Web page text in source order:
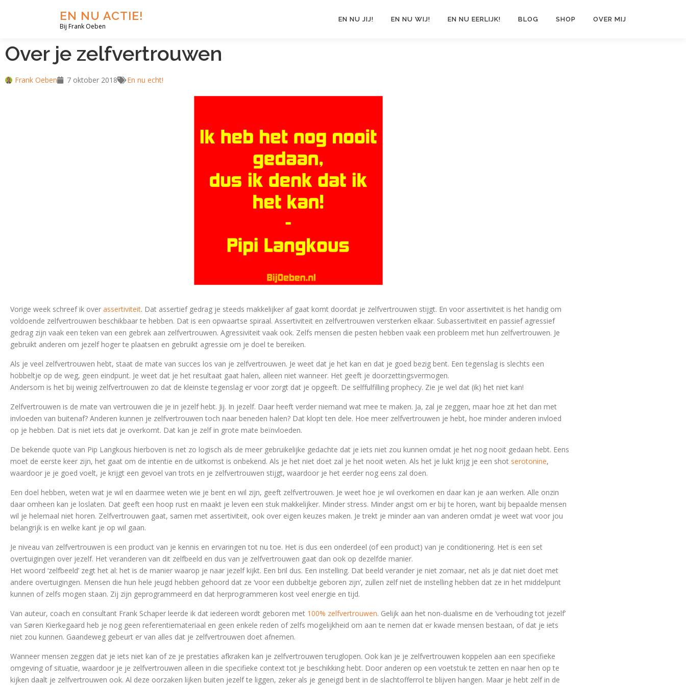
EN NU ACTIE!
Bij Frank Oeben
EN NU JIJ! EN NU WIJ! EN NU EERLIJK! BLOG SHOP OVER MIJ
Over je zelfvertrouwen
Frank Oeben 7 oktober 2018 En nu echt!
Vorige week schreef ik over assertiviteit. Dat assertief gedrag je steeds makkelijker af gaat komt doordat je zelfvertrouwen stijgt. En voor assertiviteit is het handig om
voldoende zelfvertrouwen beschikbaar te hebben. Dat is een opwaartse spiraal. Assertiviteit en zelfvertrouwen versterken elkaar. Subassertiviteit en passief agressief
gedrag zijn vaak een teken van een gebrek aan zelfvertrouwen. Agressiviteit vaak ook. Zelfs mensen die pesten hebben vaak een probleem met hun zelfvertrouwen. Je
gebruikt anderen om jezelf hoger te plaatsen en gebruikt agressie om je doel te bereiken.
Als je veel zelfvertrouwen hebt, staat de mate van succes los van je zelfvertrouwen. Je weet dat je het kan en dat je goed bezig bent. Een tegenslag is slechts een
hobbeltje op de weg, geen eindpunt. Je weet dat je het resultaat gaat halen, alleen niet wanneer. Het geeft je doorzettingsvermogen.
Andersom is het bij weinig zelfvertrouwen zo dat de kleinste tegenslag er voor zorgt dat je opgeeft. De selffulfilling prophecy. Zie je wel dat (ik) het niet kan!
Zelfvertrouwen is de mate van vertrouwen die je in jezelf hebt. Jij. In jezelf. Daar heeft verder niemand wat mee te maken. Ja, zal je zeggen, maar hoe zit het dan met
invloeden van buitenaf? Anderen kunnen je zelfvertrouwen toch naar beneden halen? Dat klopt ten dele. Hoe meer zelfvertrouwen je hebt, hoe minder anderen invloed
op je hebben. Dat is niet iets dat je overkomt. Dat kan je zelf in grote mate beïnvloeden.
De bekende quote van Pip Langkous hierboven is net zo logisch als de meer gebruikelijke gedachte dat je iets niet zou kunnen omdat je het nog nooit gedaan hebt. Eens
moet de eerste keer zijn, het gaat om de intentie en de uitkomst is onbekend. Als je het niet doet zal je het nooit weten. Als het je lukt krijg je een shot serotonine,
waardoor je je goed voelt, je krijgt een gevoel van trots en je zelfvertrouwen stijgt, waardoor je het eerder nog eens zal doen.
Een doel hebben, weten wat je wil en daarmee weten wie je bent en wil zijn, geeft zelfvertrouwen. Je weet hoe je wil overkomen en daar kan je aan werken. Alle onzin
daar omheen kan je loslaten. Dat geeft een hoop rust en maakt je leven een stuk makkelijker. Minder stress. Minder angst om er bij te horen, want bij bepaalde mensen
wil je helemaal niet horen. Zelfvertrouwen gaat, samen met assertiviteit, ook over eigen keuzes maken. Je trekt je minder aan van anderen omdat je weet wat voor jou
belangrijk is en welke kant je op wil gaan.
Je niveau van zelfvertrouwen is een product van je kennis en ervaringen tot nu toe. Het is dus een onderdeel (of een product) van je conditionering. Het is een set
overtuigingen over jezelf. Het veranderen van dit zelfbeeld en dus van je zelfvertrouwen gaat dan ook op dezelfde manier.
Het woord ‘zelfbeeld’ zegt het al: het is de manier waarop je naar jezelf kijkt. Een bril dus. Een instelling. Dat beeld verander je niet zomaar, net als je dat niet doet met
andere overtuigingen. Mensen die hun hele jeugd hebben gehoord dat ze ‘voor een dubbeltje geboren zijn’, zullen zelf niet de instelling hebben dat ze in het middelpunt
kunnen of zelfs mogen staan. Zij zijn geprogrammeerd en dat herprogrammeren kost veel energie en tijd.
Van auteur, coach en consultant Frank Schaper leerde ik dat iedereen wordt geboren met 100% zelfvertrouwen. Gelijk aan het non-dualisme en de ‘verhouding tot jezelf’
van Søren Kierkegaard heb je nog geen referentiemateriaal en geen enkele reden of zelfs mogelijkheid om aan te nemen dat er kwade mensen bestaan, of dat je iets
niet zou kunnen. Gaandeweg gebeurt er van alles dat je zelfvertrouwen doet afnemen.
Wanneer mensen zeggen dat je iets niet kan of ze je prestaties afkraken kan je zelfvertrouwen teruglopen. Ook kan je je zelfvertrouwen koppelen aan een specifieke
omgeving of situatie, waardoor je je zelfvertrouwen alleen in die specifieke context tot je beschikking hebt. Door anderen op een voetstuk te zetten en naar hen op te
kijken daalt je zelfvertrouwen ook. Al deze oorzaken lijken buiten jezelf te liggen, zeker als je geneigd bent in de slachtofferrol te blijven hangen. Maar je hebt zelf in de